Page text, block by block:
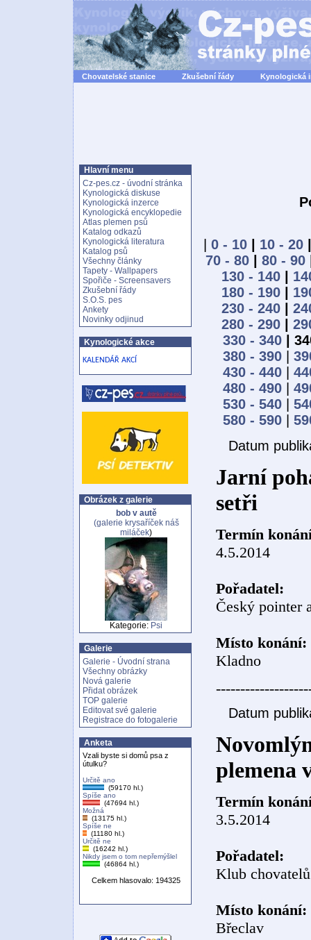
Chovatelské stanice Zkušební řády Kynologická
Hlavní menu
Cz-pes.cz - úvodní stránka
Kynologická diskuse
Kynologická inzerce
Kynologická encyklopedie
Atlas plemen psů
Katalog odkazů
Kynologická literatura
Katalog psů
Všechny články
Tapety - Wallpapers
Spořiče - Screensavers
Zkušební řády
S.O.S. pes
Ankety
Novinky odjinud
Kynologické akce
KALENDÁŘ AKCÍ
Obrázek z galerie
bob v autě
(galerie krysaříček náš
miláček)
Kategorie: Psi
Galerie
Galerie - Úvodní strana
Všechny obrázky
Nová galerie
Přidat obrázek
TOP galerie
Editovat své galerie
Registrace do fotogalerie
Anketa
Vzali byste si domů psa z
útulku?
Určitě ano
(59170 hl.)
Spíše ano
(47694 hl.)
Možná
(13175 hl.)
Spíše ne
(11180 hl.)
Určitě ne
(16242 hl.)
Nikdy jsem o tom nepřemýšlel
(46864 hl.)
Celkem hlasovalo: 194325
0 - 10| 10 - 20
70 - 80| 80 - 90
130 - 140|
180 - 190|
230 - 240|
280 - 290|
330 - 340|
380 - 390
430 - 440
480 - 490
530 - 540
580 - 590
Datum
Jarní
setři
Termín
4.5.2014
Pořadatel:
Český pointer
Místo konání:
Kladno
Datum
plemena
Termín
3.5.2014
Pořadatel:
Klub
Místo konání:
Břeclav